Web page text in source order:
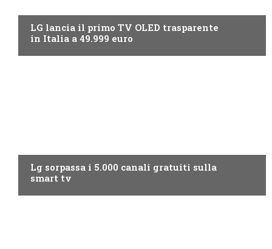
LG lancia il primo TV OLED trasparente
in Italia a 49.999 euro
Lg sorpassa i 5.000 canali gratuiti sulla
smart tv